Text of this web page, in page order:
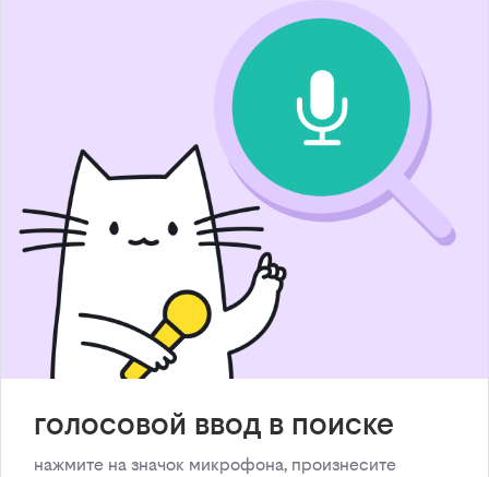
голосовой ввод в поиске
нажмите на значок микрофона, произнесите